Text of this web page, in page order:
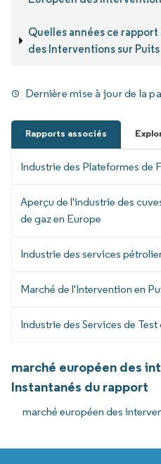
Quelles années ce
des Interventions sur
Dernière mise à jour de la
Rapports associés
Industrie des Plateformes de
Aperçu de l'industrie des
de gaz en Europe
Industrie des services
Marché de l'Intervention en
Industrie des Services de Test
marché européen des
Instantanés du rapport
marché européen des